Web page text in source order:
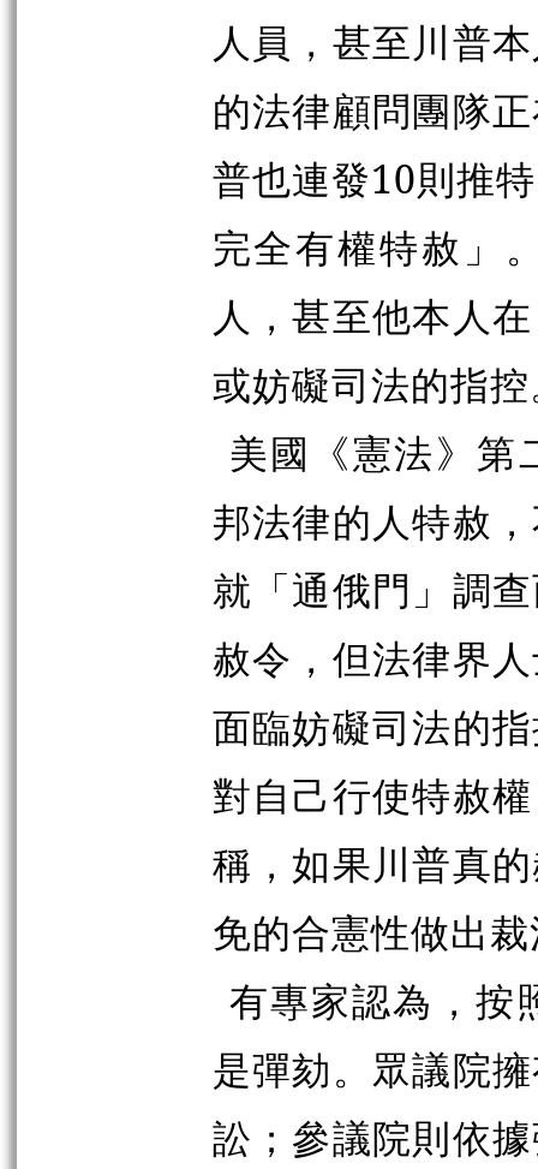
人員，甚至川普
的法律顧問團隊
普也連發10則推
完全有權特赦」
人，甚至他本人
或妨礙司法的指
美國《憲法》第
邦法律的人特赦
就「通俄門」調
赦令，但法律界
面臨妨礙司法的
對自己行使特赦
稱，如果川普真
免的合憲性做出
有專家認為，按
是彈劾。眾議院
訟；參議院則依